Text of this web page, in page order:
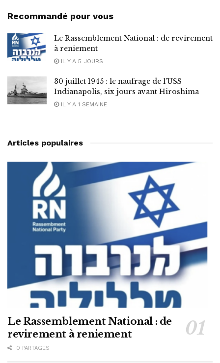
Recommandé pour vous
Le Rassemblement National : de revirement
à reniement
IL Y A 5 JOURS
30 juillet 1945 : le naufrage de l’USS
Indianapolis, six jours avant Hiroshima
IL Y A 1 SEMAINE
Articles populaires
Le Rassemblement National : de
revirement à reniement
0 PARTAGES